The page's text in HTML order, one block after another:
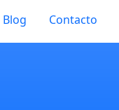
Blog Contacto